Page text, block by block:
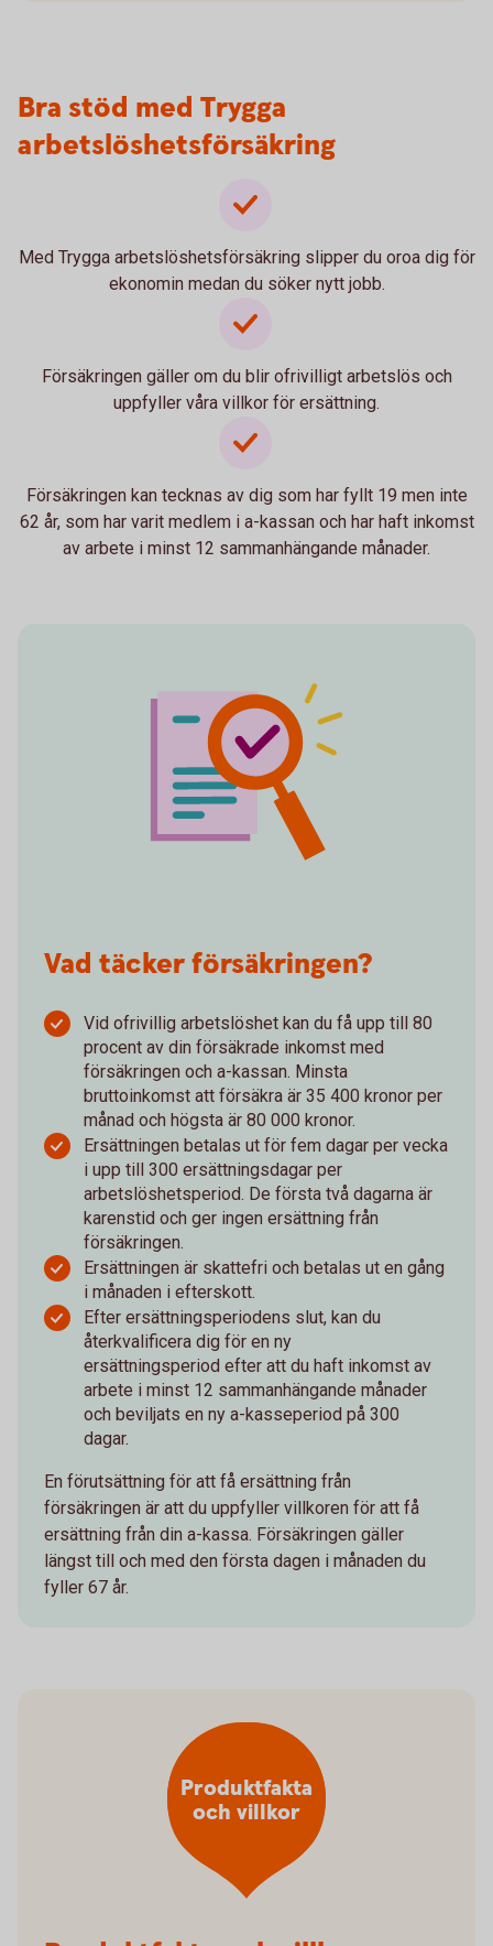
Bra stöd med Trygga
arbetslöshets­försäkring
Med Trygga arbetslöshetsförsäkring slipper du oroa dig för
ekonomin medan du söker nytt jobb.
Försäkringen gäller om du blir ofrivilligt arbetslös och
uppfyller våra villkor för ersättning.
Försäkringen kan tecknas av dig som har fyllt 19 men inte
62 år, som har varit medlem i a-kassan och har haft inkomst
av arbete i minst 12 sammanhängande månader.
Vad täcker försäkringen?
Vid ofrivillig arbetslöshet kan du få upp till 80
procent av din försäkrade inkomst med
försäkringen och a-kassan. Minsta
bruttoinkomst att försäkra är 35 400 kronor per
månad och högsta är 80 000 kronor.
Ersättningen betalas ut för fem dagar per vecka
i upp till 300 ersättningsdagar per
arbetslöshetsperiod. De första två dagarna är
karenstid och ger ingen ersättning från
försäkringen.
Ersättningen är skattefri och betalas ut en gång
i månaden i efterskott.
Efter ersättningsperiodens slut, kan du
återkvalificera dig för en ny
ersättningsperiod efter att du haft inkomst av
arbete i minst 12 sammanhängande månader
och beviljats en ny a-kasseperiod på 300
dagar.
En förutsättning för att få ersättning från
försäkringen är att du uppfyller villkoren för att få
ersättning från din a-kassa. Försäkringen gäller
längst till och med den första dagen i månaden du
fyller 67 år.
Produktfakta
och villkor